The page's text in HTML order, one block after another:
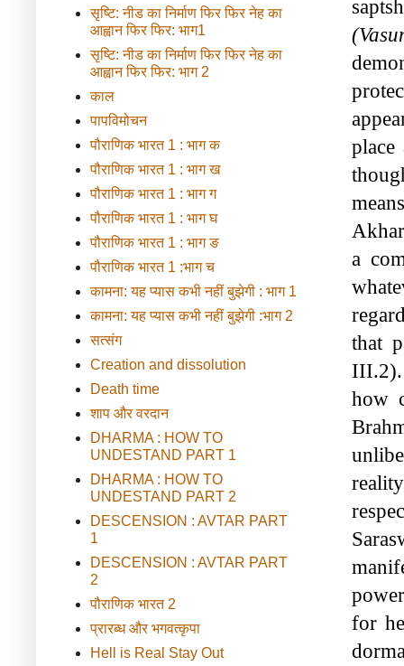
a
that
III.2).
how
for
सृष्टि: नीड का निर्माण फिर फिर नेह का
आह्वान फिर फिर: भाग1
सृष्टि: नीड का निर्माण फिर फिर नेह का
आह्वान फिर फिर: भाग 2
काल
पापविमोचन
पौराणिक भारत 1 : भाग क
पौराणिक भारत 1 : भाग ख
पौराणिक भारत 1 : भाग ग
पौराणिक भारत 1 : भाग घ
पौराणिक भारत 1 : भाग ङ
पौराणिक भारत 1 :भाग च
कामना: यह प्यास कभी नहीं बुझेगी : भाग 1
कामना: यह प्यास कभी नहीं बुझेगी :भाग 2
सत्संग
Creation and dissolution
Death time
शाप और वरदान
DHARMA : HOW TO
UNDESTAND PART 1
DHARMA : HOW TO
UNDESTAND PART 2
DESCENSION : AVTAR PART
1
DESCENSION : AVTAR PART
2
पौराणिक भारत 2
प्रारब्ध और भगवत्कृपा
Hell is Real Stay Out